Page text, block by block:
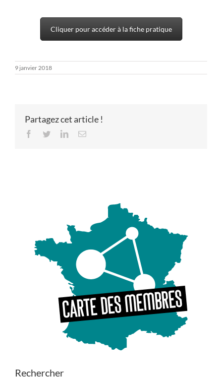
Cliquer pour accéder à la fiche pratique
9 janvier 2018
Partagez cet article !
Facebook
TwitterLinkedInEmail
Rechercher